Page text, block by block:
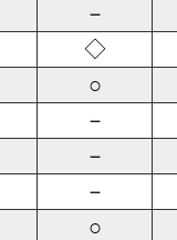
－
◇
○
－
－
－
○